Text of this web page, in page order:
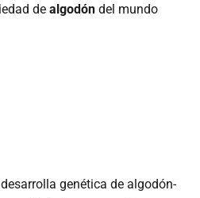
dealgodón del mundo
genética de algodón-